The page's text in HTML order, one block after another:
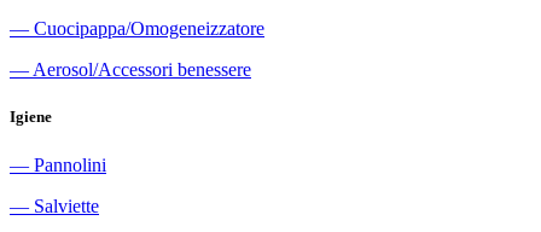
― Cuocipappa/Omogeneizzatore
― Aerosol/Accessori benessere
Igiene
― Pannolini
― Salviette